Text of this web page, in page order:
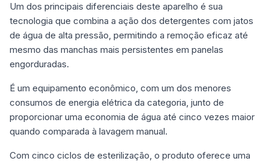
Um dos principais diferenciais deste aparelho é sua
tecnologia que combina a ação dos detergentes com jatos
de água de alta pressão, permitindo a remoção eficaz até
mesmo das manchas mais persistentes em panelas
engorduradas.
É um equipamento econômico, com um dos menores
consumos de energia elétrica da categoria, junto de
proporcionar uma economia de água até cinco vezes maior
quando comparada à lavagem manual.
Com cinco ciclos de esterilização, o produto oferece uma